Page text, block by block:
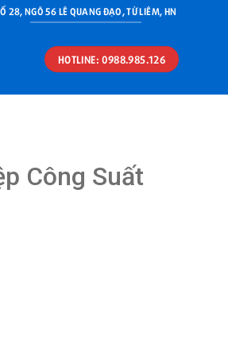
28, NGÕ 56 LÊ QUANG ĐẠO, TỪ LIÊM, HN
HOTLINE: 0988.985.126
Công Suất